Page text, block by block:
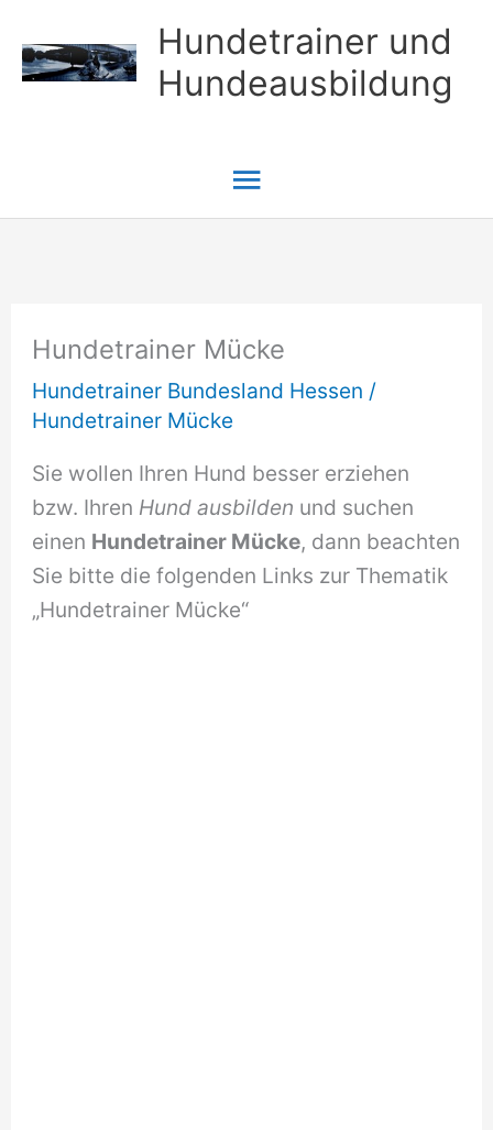
Inhalt
springen
Hundetrainer und
Hundeausbildung
Hauptmenü
Hundetrainer Mücke
Hundetrainer Bundesland Hessen /
Hundetrainer Mücke
Sie wollen Ihren Hund besser erziehen
bzw. Ihren Hund ausbilden und suchen
einen Hundetrainer Mücke, dann beachten
Sie bitte die folgenden Links zur Thematik
„Hundetrainer Mücke“